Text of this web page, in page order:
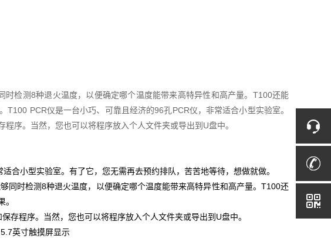
检测8种退火温度，以便确定哪个温度能带来高特异性和高产量。T100还能
PCR仪是一台小巧、可靠且经济的96孔PCR仪，非常适合小型实验室。
序。当然，您也可以将程序放入个人文件夹或导出到U盘中。
合小型实验室。有了它，您无需再去预约排队，苦苦地等待，想做就做。
同时检测8种退火温度，以便确定哪个温度能带来高特异性和高产量。T100还
。
存程序。当然，您也可以将程序放入个人文件夹或导出到U盘中。
英寸触摸屏显示